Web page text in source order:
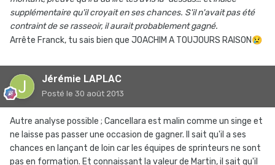
supplémentaire qu'il croyait en ses chances. S'il n'avait pas été
contraint de se rasseoir, il aurait probablement gagné.
Arrête Franck, tu sais bien que JOACHIM A TOUJOURS RAISON😢
Jérémie LAPLAC
Posté le 30 août 2013
Autre analyse possible ; Cancellara est malin comme un singe et
ne laisse pas passer une occasion de gagner. Il sait qu'il a ses
chances en lançant de loin car les équipes de sprinteurs ne sont
pas en formation. Et connaissant la valeur de Martin, il sait qu'il